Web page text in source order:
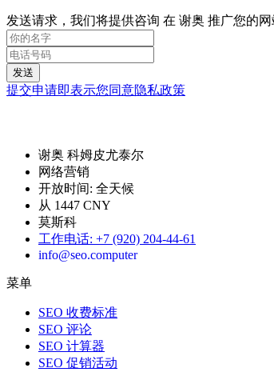
发送请求，我们将提供咨询 在 谢奥 推广您的网
发送
提交申请即表示您同意隐私政策
谢奥 科姆皮尤泰尔
网络营销
开放时间: 全天候
从 1447 CNY
莫斯科
工作电话: +7 (920) 204-44-61
info@seo.computer
菜单
SEO 收费标准
SEO 评论
SEO 计算器
SEO 促销活动